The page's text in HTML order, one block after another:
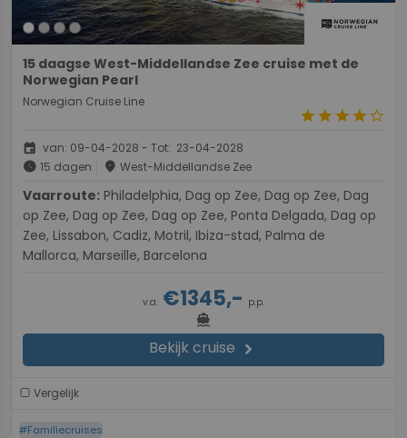
15 daagse West-Middellandse Zee cruise met de
Norwegian Pearl
Norwegian Cruise Line
starstarstarstarstar_border
event van: 09-04-2028 - Tot: 23-04-2028
schedule 15 dagen place West-Middellandse Zee
Vaarroute:
op Zee, Dag op Zee, Dag op Zee, Ponta Delgada, Dag op
Zee, Lissabon, Cadiz, Motril, Ibiza-stad, Palma de
Mallorca, Marseille, Barcelona
v.a. €1345,- p.p.
directions_boat
Bekijk cruise chevron_right
Vergelijk
#Familiecruises